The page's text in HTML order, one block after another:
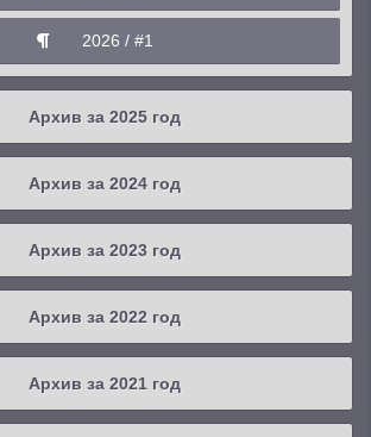
2026 / #1
Архив за 2025 год
2025 / #4
2025 / #3
2025 / #1
Архив за 2024 год
2024 / #4
2024 / #3
2024 / #1
Архив за 2023 год
2023 / #4
2023 / #3
Архив за 2022 год
2022 / #4
2022 / #3
Архив за 2021 год
2021 / #4